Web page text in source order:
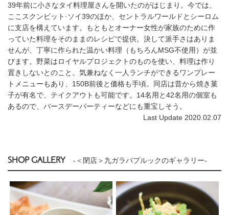
39年前に小さなタイ料理屋さんを開いたのがはじまり。今では、
ここスクンビット·ソイ39のほか、セントラルワールドとシーロム
に支店を構えています。もともとオーナー女性が家族のために作
っていた料理をそのままのレシピで提供。決して派手さはありま
せんが、丁寧に作られた温かい料理（もちろんMSG不使用）が並
びます。野菜はロイヤルプロジェクトのものを使い、料理は作り
置きしないとのこと。気兼ねなく一人ランチができるワンプレー
トメニューもあり、150B前後と価格も手頃。同店は昔から焼き菓
子が有名で、テイクアウトも可能です。14名用と42名用の個室も
あるので、バースデーパーティーなどにも重宝しそう。
Last Update 2020.02.07
SHOP GALLERY -＜閉店＞九ガラパプルックのギャラリー-